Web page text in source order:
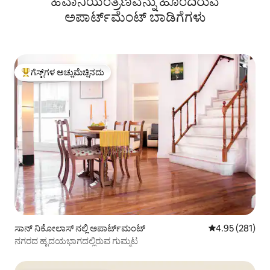
ಅಪಾರ್ಟ್‌ಮೆಂಟ್‌ ಬಾಡಿಗೆಗಳು
ಗೆಸ್ಟ್‌ಗಳಿಗೆ ಅತಿ ಹೆಚ್ಚು ಅಚ್ಚುಮೆಚ್ಚಿನದು
ಗೆಸ್ಟ್‌ಗಳ ಅಚ್ಚುಮೆಚ್ಚಿನದು
ಸಾನ್ ನಿಕೋಲಾಸ್ ನಲ್ಲಿ ಅಪಾರ್ಟ್‌ಮಂಟ್ 5 ರಲ್ಲಿ 4.95
4.95 (281)
ನಗರದ ಹೃದಯಭಾಗದಲ್ಲಿರುವ ಗುಮ್ಮಟ